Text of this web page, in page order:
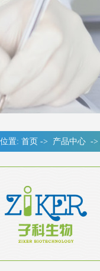
置: 首页 -> 产品中心 ->